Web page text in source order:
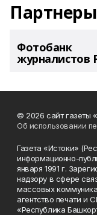
Партнеры
Фотобанк
журналистов
© 2026 сайт газеты
Об использовании
Газета «Истоки»
информационно-
января 1991 г.
надзору в сфере
массовых
агентство печати
«Республика